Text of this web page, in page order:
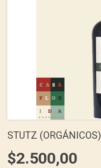
STUTZ (ORGÁNICOS)
$2.500,00